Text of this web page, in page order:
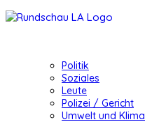
Politik
Soziales
Leute
Polizei / Gericht
Umwelt und Klima